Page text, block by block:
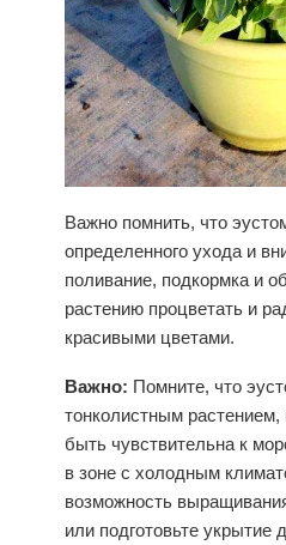
Важно помнить, что
определенного ухода и
поливание, подкормка и
растению процветать и
красивыми цветами.
Важно: Помните, что
тонколистным
быть чувствительна к
в зоне с холодным
возможность
или подготовьте укрытие